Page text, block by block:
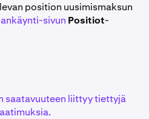
position uusimismaksun
sivun Positiot-
saatavuuteen liittyy tiettyjä